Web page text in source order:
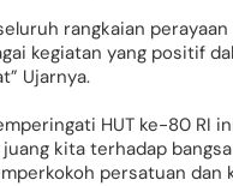
rangkaian
kegiatan yang positif
Ujarnya.
HUT ke-80 RI
kita terhadap
persatuan dan